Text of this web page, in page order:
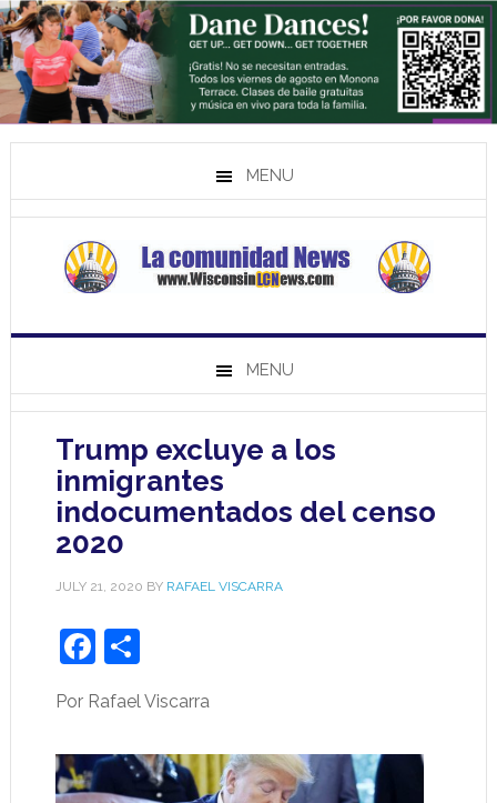
MENU
MENU
Trump excluye a los
inmigrantes
indocumentados del censo
2020
JULY 21, 2020 BY RAFAEL VISCARRA
Facebook
Share
Por Rafael Viscarra